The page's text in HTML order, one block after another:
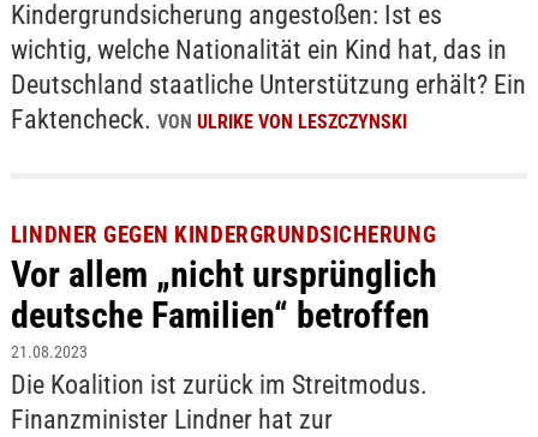
Kindergrundsicherung angestoßen: Ist es
wichtig, welche Nationalität ein Kind hat, das in
Deutschland staatliche Unterstützung erhält? Ein
Faktencheck. VON ULRIKE VON LESZCZYNSKI
LINDNER GEGEN KINDERGRUNDSICHERUNG
Vor allem „nicht ursprünglich
deutsche Familien“ betroffen
21.08.2023
Die Koalition ist zurück im Streitmodus.
Finanzminister Lindner hat zur